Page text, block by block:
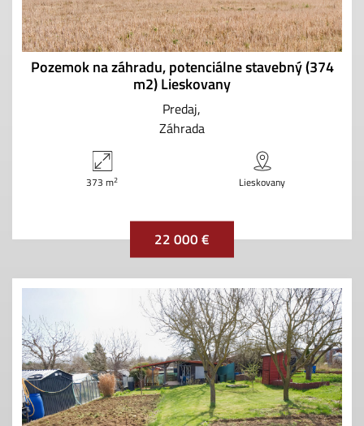
Pozemok na záhradu, potenciálne stavebný (374
m2) Lieskovany
Predaj
Záhrada
373 m2 Lieskovany
22 000 €